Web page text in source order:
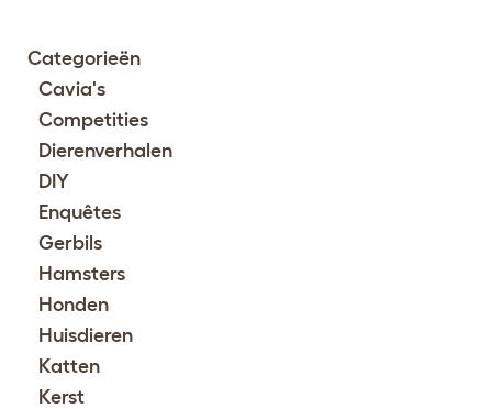
Categorieën
Cavia's
Competities
Dierenverhalen
DIY
Enquêtes
Gerbils
Hamsters
Honden
Huisdieren
Katten
Kerst